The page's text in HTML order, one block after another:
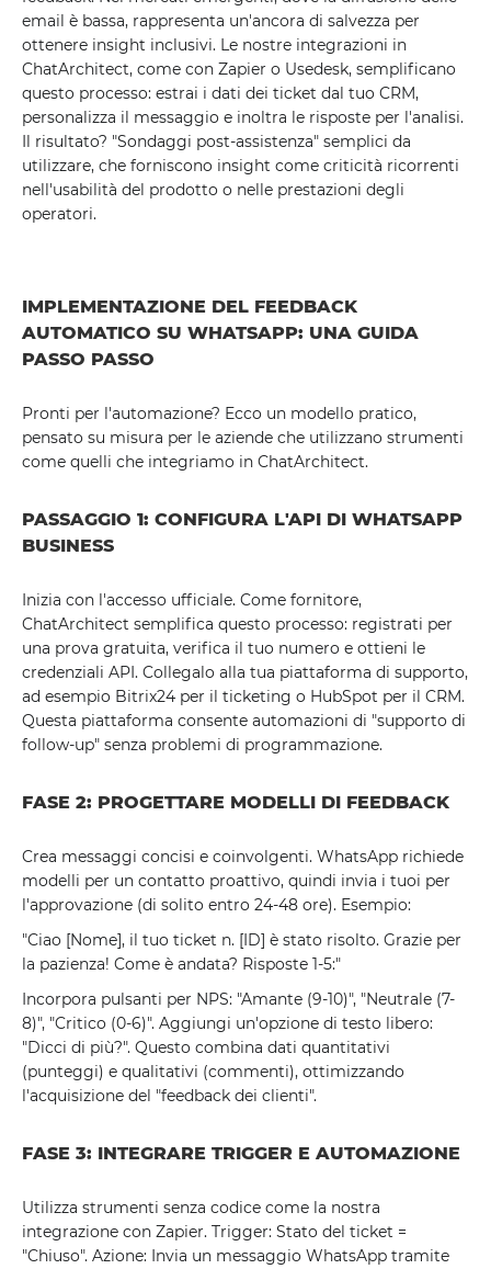
email è bassa, rappresenta un'ancora di salvezza per
ottenere insight inclusivi. Le nostre integrazioni in
ChatArchitect, come con Zapier o Usedesk, semplificano
questo processo: estrai i dati dei ticket dal tuo CRM,
personalizza il messaggio e inoltra le risposte per l'analisi.
Il risultato? "Sondaggi post-assistenza" semplici da
utilizzare, che forniscono insight come criticità ricorrenti
nell'usabilità del prodotto o nelle prestazioni degli
operatori.
IMPLEMENTAZIONE DEL FEEDBACK
AUTOMATICO SU WHATSAPP: UNA GUIDA
PASSO PASSO
Pronti per l'automazione? Ecco un modello pratico,
pensato su misura per le aziende che utilizzano strumenti
come quelli che integriamo in ChatArchitect.
PASSAGGIO 1: CONFIGURA L'API DI WHATSAPP
BUSINESS
Inizia con l'accesso ufficiale. Come fornitore,
ChatArchitect semplifica questo processo: registrati per
una prova gratuita, verifica il tuo numero e ottieni le
credenziali API. Collegalo alla tua piattaforma di supporto,
ad esempio Bitrix24 per il ticketing o HubSpot per il CRM.
Questa piattaforma consente automazioni di "supporto di
follow-up" senza problemi di programmazione.
FASE 2: PROGETTARE MODELLI DI FEEDBACK
Crea messaggi concisi e coinvolgenti. WhatsApp richiede
modelli per un contatto proattivo, quindi invia i tuoi per
l'approvazione (di solito entro 24-48 ore). Esempio:
"Ciao [Nome], il tuo ticket n. [ID] è stato risolto. Grazie per
la pazienza! Come è andata? Risposte 1-5:"
Incorpora pulsanti per NPS: "Amante (9-10)", "Neutrale (7-
8)", "Critico (0-6)". Aggiungi un'opzione di testo libero:
"Dicci di più?". Questo combina dati quantitativi
(punteggi) e qualitativi (commenti), ottimizzando
l'acquisizione del "feedback dei clienti".
FASE 3: INTEGRARE TRIGGER E AUTOMAZIONE
Utilizza strumenti senza codice come la nostra
integrazione con Zapier. Trigger: Stato del ticket =
"Chiuso". Azione: Invia un messaggio WhatsApp tramite